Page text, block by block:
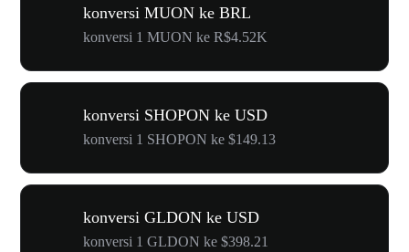
konversi MUON ke BRL
konversi 1 MUON ke R$4.52K
konversi SHOPON ke USD
konversi 1 SHOPON ke $149.13
konversi GLDON ke USD
konversi 1 GLDON ke $398.21